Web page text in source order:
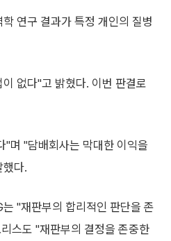
연구 결과가 특정 개인의 질병
없다"고 밝혔다. 이번 판결로
"며 "담배회사는 막대한 이익을
했다.
"재판부의 합리적인 판단을 존
스도 "재판부의 결정을 존중한